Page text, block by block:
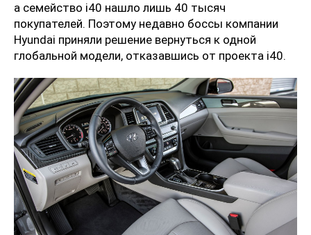
а семейство i40 нашло лишь 40 тысяч
покупателей. Поэтому недавно боссы компании
Hyundai приняли решение вернуться к одной
глобальной модели, отказавшись от проекта i40.